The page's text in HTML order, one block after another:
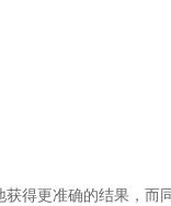
得更准确的结果，而